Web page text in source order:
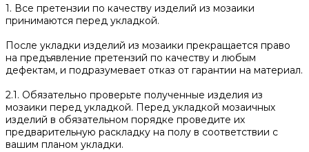
1. Все претензии по качеству изделий из мозаики
принимаются перед укладкой.
После укладки изделий из мозаики прекращается право
на предъявление претензий по качеству и любым
дефектам, и подразумевает отказ от гарантии на материал.
2.1. Обязательно проверьте полученные изделия из
мозаики перед укладкой. Перед укладкой мозаичных
изделий в обязательном порядке проведите их
предварительную раскладку на полу в соответствии с
вашим планом укладки.